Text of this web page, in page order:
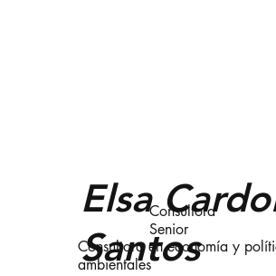
Elsa
Santos
Consultora
Senior
Consultora en economía y
ambientales